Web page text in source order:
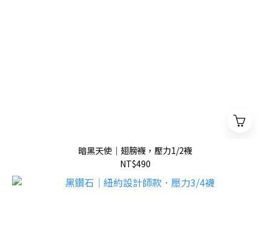
暗黑天使｜翅膀襪，壓力1/2襪
NT$490